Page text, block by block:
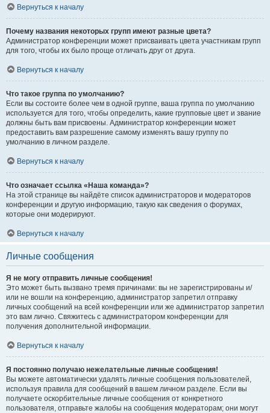
Вернуться к началу
Почему названия некоторых групп имеют разные цвета?
Администратор конференции может присваивать цвета участникам групп
для того, чтобы их было проще отличать друг от друга.
Вернуться к началу
Что такое группа по умолчанию?
Если вы состоите более чем в одной группе, ваша группа по умолчанию
используется для того, чтобы определить, какие групповые цвет и звание
должны быть вам присвоены. Администратор конференции может
предоставить вам разрешение самому изменять вашу группу по
умолчанию в личном разделе.
Вернуться к началу
Что означает ссылка «Наша команда»?
На этой странице вы найдёте список администраторов и модераторов
конференции и другую информацию, такую как сведения о форумах,
которые они модерируют.
Вернуться к началу
Личные сообщения
Я не могу отправить личные сообщения!
Это может быть вызвано тремя причинами: вы не зарегистрированы и/
или не вошли на конференцию, администратор запретил отправку
личных сообщений на всей конференции или же администратор запретил
это вам лично. Свяжитесь с администратором конференции для
получения дополнительной информации.
Вернуться к началу
Я постоянно получаю нежелательные личные сообщения!
Вы можете автоматически удалять личные сообщения пользователей,
используя правила для сообщений в вашем личном разделе. Если вы
получаете оскорбительные личные сообщения от конкретного
пользователя, отправьте жалобы на сообщения модераторам; они могут